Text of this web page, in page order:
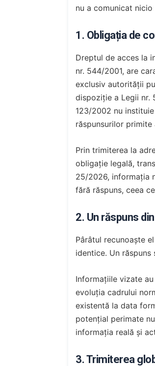
nu a comunicat
1. Obligația de
Dreptul de acces la
nr. 544/2001, are
exclusiv autorității
dispoziție a Legii nr.
123/2002 nu
răspunsurilor
Prin trimiterea la
obligație legală,
25/2026, informația
fără răspuns, ceea
2. Un răspuns
Pârâtul recunoaște
identice. Un
Informațiile vizate
evoluția cadrului
existentă la data
potențial perimate
informația reală și
3. Trimiterea